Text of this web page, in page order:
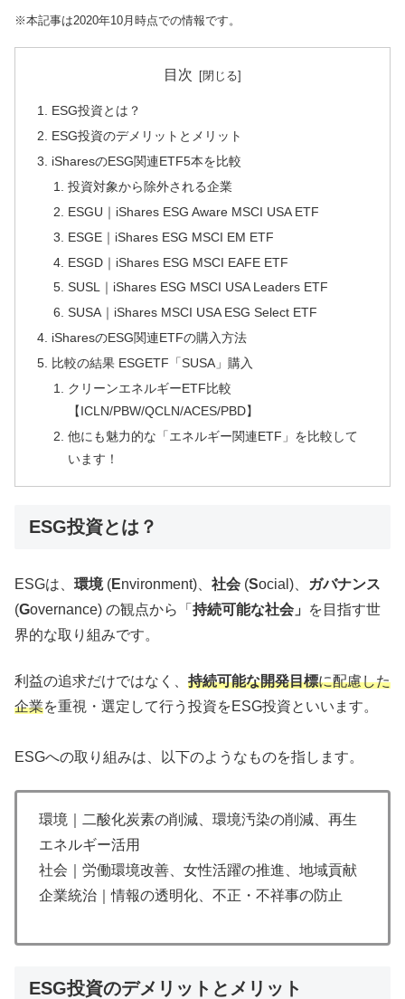
※本記事は2020年10月時点での情報です。
目次
ESG投資とは？
ESG投資のデメリットとメリット
iSharesのESG関連ETF5本を比較
投資対象から除外される企業
ESGU｜iShares ESG Aware MSCI USA ETF
ESGE｜iShares ESG MSCI EM ETF
ESGD｜iShares ESG MSCI EAFE ETF
SUSL｜iShares ESG MSCI USA Leaders ETF
SUSA｜iShares MSCI USA ESG Select ETF
iSharesのESG関連ETFの購入方法
比較の結果 ESGETF「SUSA」購入
クリーンエネルギーETF比較
【ICLN/PBW/QCLN/ACES/PBD】
他にも魅力的な「エネルギー関連ETF」を比較して
います！
ESG投資とは？
ESGは、 環境(Environment)、 社会 (Social)、
ガバナンス
(Governance) の観点から「 持続可能な社会」
を目指す世
界的な取り組みです。
利益の追求だけではなく、 持続可能な開発目標に配慮した
企業を重視・選定して行う投資をESG投資といいます。
ESGへの取り組みは、以下のようなものを指します。
環境｜二酸化炭素の削減、環境汚染の削減、再生
エネルギー活用
社会｜労働環境改善、女性活躍の推進、地域貢献
企業統治｜情報の透明化、不正・不祥事の防止
ESG投資のデメリットとメリット